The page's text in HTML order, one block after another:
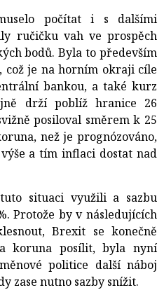
počítat i s dalšími
ručičku vah ve prospěch
bodů. Byla to především
což je na horním okraji cíle
bankou, a také kurz
drží poblíž hranice 26
posiloval směrem k 25
než je prognózováno,
a tím inflaci dostat nad
situaci využili a sazbu
Protože by v následujících
Brexit se konečně
koruna posílit, byla nyní
politice další náboj
zase nutno sazby snížit.